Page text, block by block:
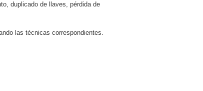
duplicado de llaves, pérdida de
las técnicas correspondientes.